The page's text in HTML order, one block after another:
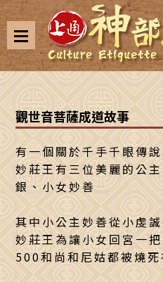
觀世音菩薩成道故事
有一個關於千手千眼傳
妙莊王有三位美麗的公
銀、小女妙善
其中小公主妙善從小虔
妙莊王為讓小女回宮一
500和尚和尼姑都被燒死